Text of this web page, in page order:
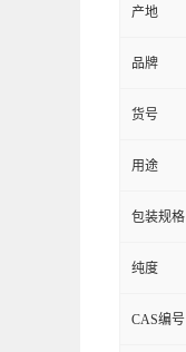
产地
品牌
货号
用途
包装规格
纯度
CAS编号